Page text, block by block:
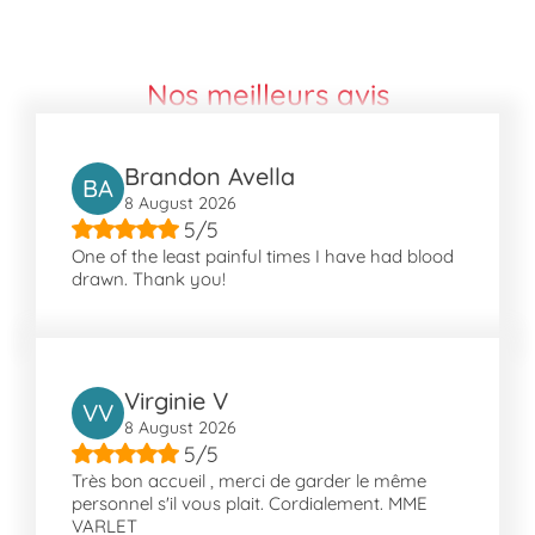
pour déterminer votre groupe sanguin
professionnelle utilisant des équipements de
pointe pour vous garantir des résultats
fiables et confidentiels.
Comment nous trouver à Boulogne-
facilement par les transports en commun.
Vous pouvez rejoindre notre établissement
en prenant le métro ligne 9 jusqu'à Marcel
Sembat, ou les bus 123, 42, 126, et N162
s'arrêtant à proximité. Notre emplacement
Nos meilleurs avis
BA Brandon Avella
8 August 2026
5/5
One of the least painful times I have had blood
drawn. Thank you!
VV Virginie V
8 August 2026
5/5
Très bon accueil , merci de garder le même
personnel s'il vous plait. Cordialement. MME
VARLET